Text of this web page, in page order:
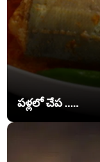
పళ్లలో చేప .....